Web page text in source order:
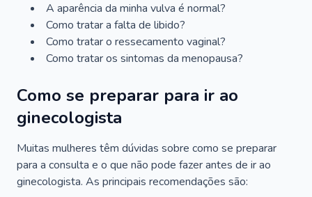
A aparência da minha vulva é normal?
Como tratar a falta de libido?
Como tratar o ressecamento vaginal?
Como tratar os sintomas da menopausa?
Como se preparar para ir ao
ginecologista
Muitas mulheres têm dúvidas sobre como se preparar
para a consulta e o que não pode fazer antes de ir ao
ginecologista. As principais recomendações são: